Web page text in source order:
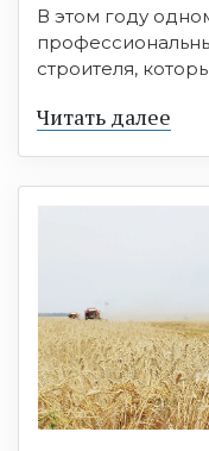
В этом году
строителя,
Читать далее